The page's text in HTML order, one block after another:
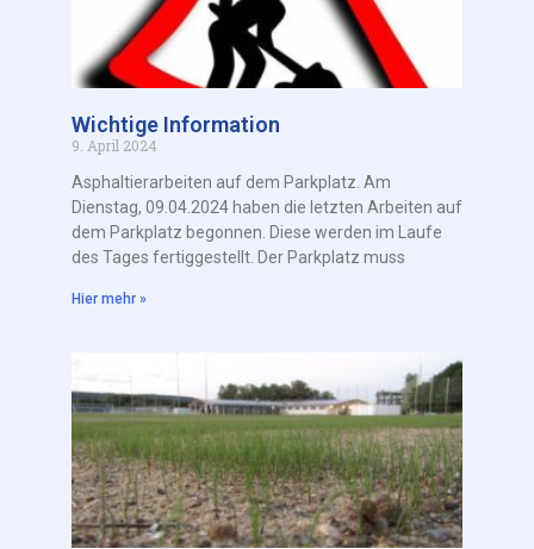
Wichtige Information
9. April 2024
Asphaltierarbeiten auf dem Parkplatz. Am
Dienstag, 09.04.2024 haben die letzten Arbeiten auf
dem Parkplatz begonnen. Diese werden im Laufe
des Tages fertiggestellt. Der Parkplatz muss
Hier mehr »